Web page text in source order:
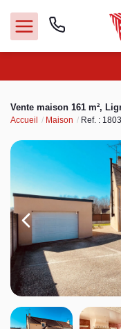
Acheter
Louer
Vendre
Immobilier
Faire gérer
Syndic
Vente maison 161 m²,
Accueil Maison Ref. : 1803